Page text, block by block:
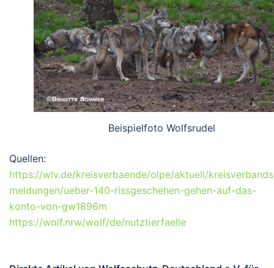
Beispielfoto Wolfsrudel
Quellen:
https://wlv.de/kreisverbaende/olpe/aktuell/
meldungen/ueber-140-rissgeschehen-gehen-auf-das-
konto-von-gw1896m
https://wolf.nrw/wolf/de/nutztierfaelle